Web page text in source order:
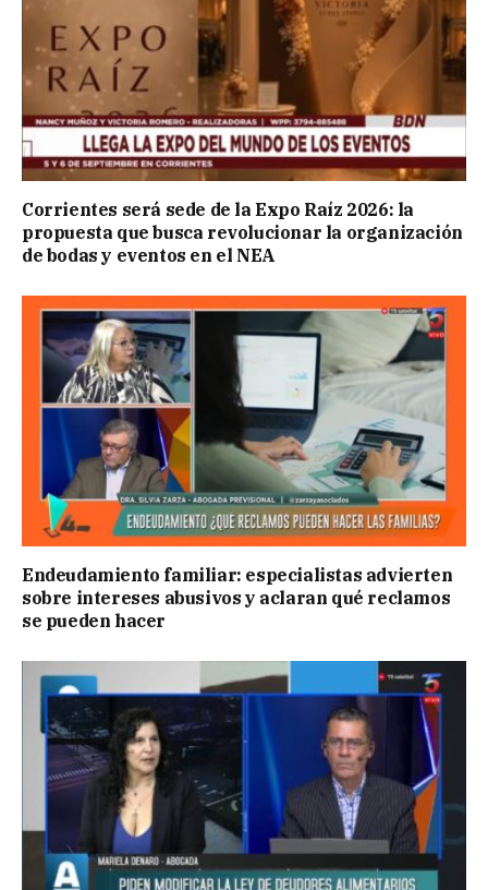
Corrientes será sede de la Expo Raíz 2026: la
propuesta que busca revolucionar la organización
de bodas y eventos en el NEA
Endeudamiento familiar: especialistas advierten
sobre intereses abusivos y aclaran qué reclamos
se pueden hacer